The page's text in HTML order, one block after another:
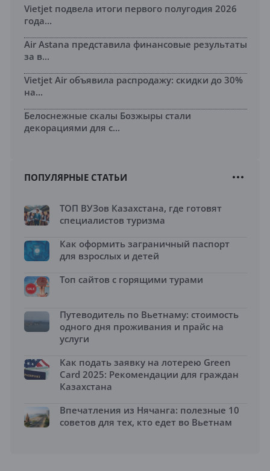
Vietjet подвела итоги первого полугодия 2026
года...
Air Astana представила финансовые результаты
за в...
Vietjet Air объявила распродажу: скидки до 30%
на...
Белоснежные скалы Бозжыры стали
декорациями для с...
ПОПУЛЯРНЫЕ СТАТЬИ
ТОП ВУЗов Казахстана, где готовят
специалистов туризма
Как оформить заграничный паспорт
для взрослых и детей
Топ сайтов с горящими турами
Путеводитель по Вьетнаму: стоимость
одного дня проживания и прайс на
услуги
Как подать заявку на лотерею Green
Card 2025: Рекомендации для граждан
Казахстана
Впечатления из Нячанга: полезные 10
советов для тех, кто едет во Вьетнам